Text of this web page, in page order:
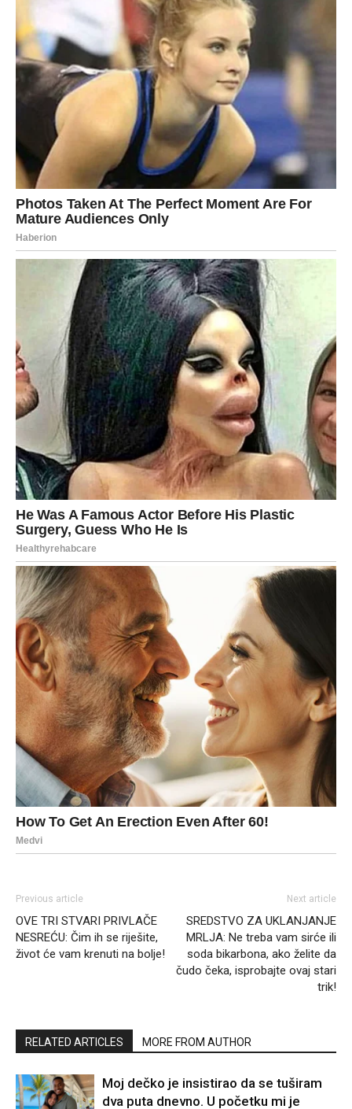
Previous article
OVE TRI STVARI PRIVLAČE
NESREĆU: Čim ih se riješite,
život će vam krenuti na bolje!
Next article
SREDSTVO ZA UKLANJANJE
MRLJA: Ne treba vam sirće ili
soda bikarbona, ako želite da
čudo čeka, isprobajte ovaj stari
trik!
RELATED ARTICLES MORE FROM AUTHOR
Moj dečko je insistirao da se tuširam
dva puta dnevno. U početku mi je